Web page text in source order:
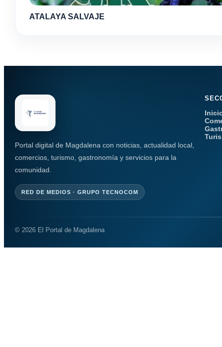
ATALAYA SALVAJE
Portal digital de Magdalena con noticias, actualidad local,
comercios, turismo, gastronomía y servicios para la
comunidad.
RED DE MEDIOS · GRUPO TECNOCOM
© 2026 El Portal de Magdalena